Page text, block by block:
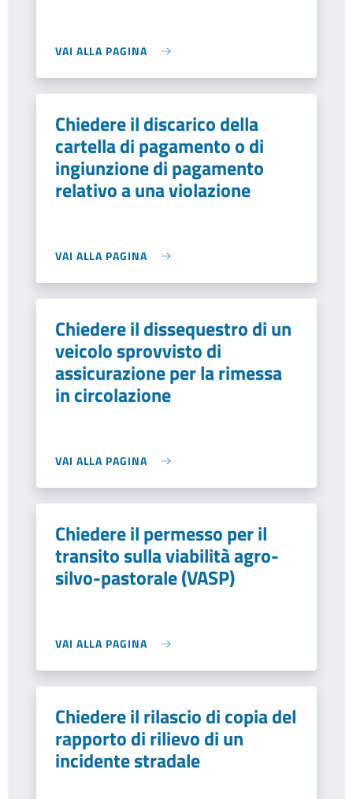
VAI ALLA PAGINA
Chiedere il discarico della
cartella di pagamento o di
ingiunzione di pagamento
relativo a una violazione
VAI ALLA PAGINA
Chiedere il dissequestro di un
veicolo sprovvisto di
assicurazione per la rimessa
in circolazione
VAI ALLA PAGINA
Chiedere il permesso per il
transito sulla viabilità agro-
silvo-pastorale (VASP)
VAI ALLA PAGINA
Chiedere il rilascio di copia del
rapporto di rilievo di un
incidente stradale